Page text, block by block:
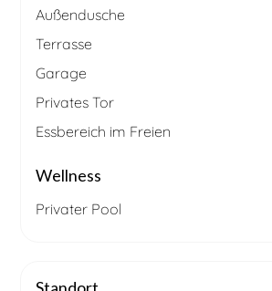
Außendusche
Terrasse
Garage
Privates Tor
Essbereich im Freien
Wellness
Privater Pool